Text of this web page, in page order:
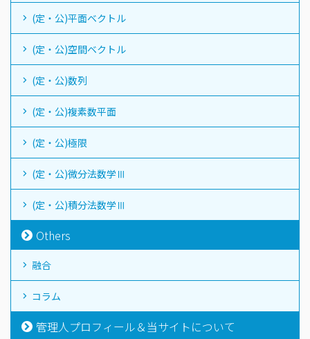
(定・公)平面ベクトル
(定・公)空間ベクトル
(定・公)数列
(定・公)複素数平面
(定・公)極限
(定・公)微分法数学Ⅲ
(定・公)積分法数学Ⅲ
Others
融合
コラム
管理人プロフィール＆当サイトについて